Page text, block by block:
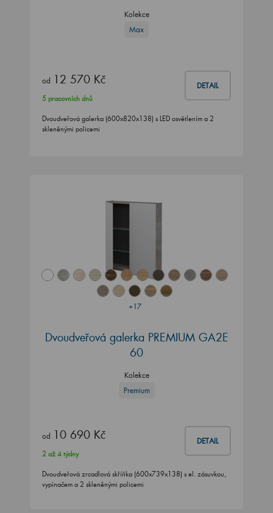
Kolekce
Max
od 12 570 Kč DETAIL
5 pracovních dnů
Dvoudveřová galerka (600x820x138) s LED osvětlením a 2
skleněnými policemi
+17
Dvoudveřová galerka PREMIUM GA2E
60
Kolekce
Premium
od 10 690 Kč DETAIL
2 až 4 týdny
Dvoudveřová zrcadlová skříňka (600x739x138) s el. zásuvkou,
vypínačem a 2 skleněnými policemi